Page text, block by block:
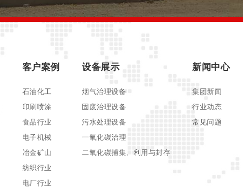
客户案例
石油化工
印刷喷涂
食品行业
电子机械
冶金矿山
纺织行业
电厂行业
设备展示
烟气治理设备
固废治理设备
污水处理设备
一氧化碳治理
二氧化碳捕集、利用与封存
新闻中心
集团新闻
行业动态
常见问题